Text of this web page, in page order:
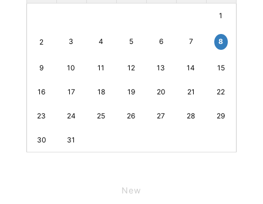
1
2 3 4 5 6 7 8
9 10 11 12 13 14 15
16 17 18 19 20 21 22
23 24 25 26 27 28 29
30 31
New